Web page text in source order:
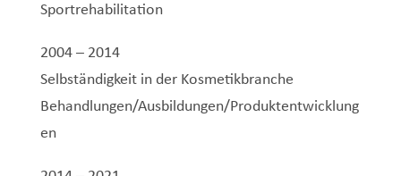
Sportrehabilitation
2004 – 2014
Selbständigkeit in der Kosmetikbranche
Behandlungen/Ausbildungen/Produktentwicklung
en